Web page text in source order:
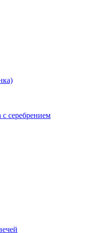
серебрением